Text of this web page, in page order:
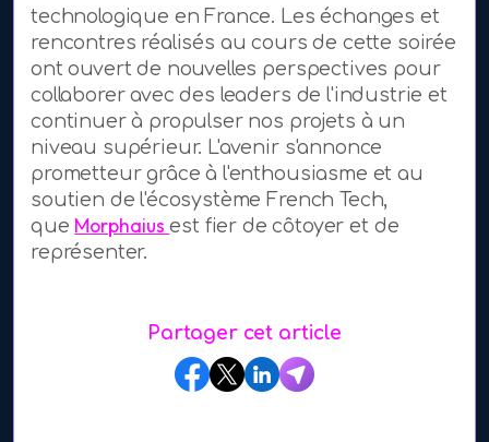
technologique en France. Les échanges et
rencontres réalisés au cours de cette soirée
ont ouvert de nouvelles perspectives pour
collaborer avec des leaders de l'industrie et
continuer à propulser nos projets à un
niveau supérieur. L'avenir s'annonce
prometteur grâce à l'enthousiasme et au
soutien de l'écosystème French Tech,
que Morphaiusest fier de côtoyer et de
représenter.
Partager cet article